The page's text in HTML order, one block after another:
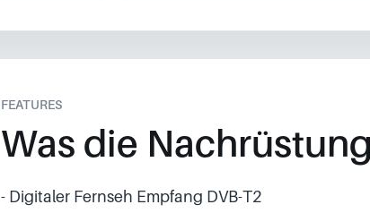
FEATURES
Was die
- Digitaler Fernseh Empfang DVB-T2